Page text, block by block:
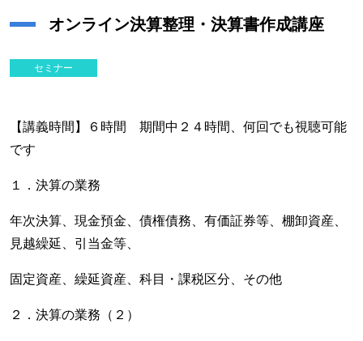
オンライン決算整理・決算書作成講座
セミナー
【講義時間】６時間 期間中２４時間、何回でも視聴可能
です
１．決算の業務
年次決算、現金預金、債権債務、有価証券等、棚卸資産、
見越繰延、引当金等、
固定資産、繰延資産、科目・課税区分、その他
２．決算の業務（２）